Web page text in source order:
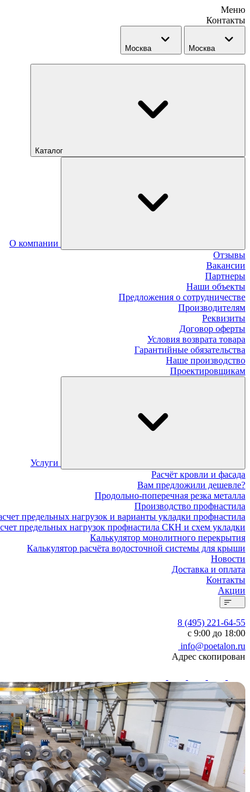
Меню
Контакты
Москва Москва
Каталог
О компании
Отзывы
Вакансии
Партнеры
Наши объекты
Предложения о сотрудничестве
Производителям
Реквизиты
Договор оферты
Условия возврата товара
Гарантийные обязательства
Наше производство
Проектировщикам
Услуги
Расчёт кровли и фасада
Вам предложили дешевле?
Продольно-поперечная резка металла
Производство профнастила
предельных нагрузок и варианты укладки профнастила
предельных нагрузок профнастила СКН и схем укладки
Калькулятор монолитного перекрытия
Калькулятор расчёта водосточной системы для крыши
Новости
Доставка и оплата
Контакты
Акции
8 (495) 221-64-55
с 9:00 до 18:00
info@poetalon.ru
Адрес скопирован